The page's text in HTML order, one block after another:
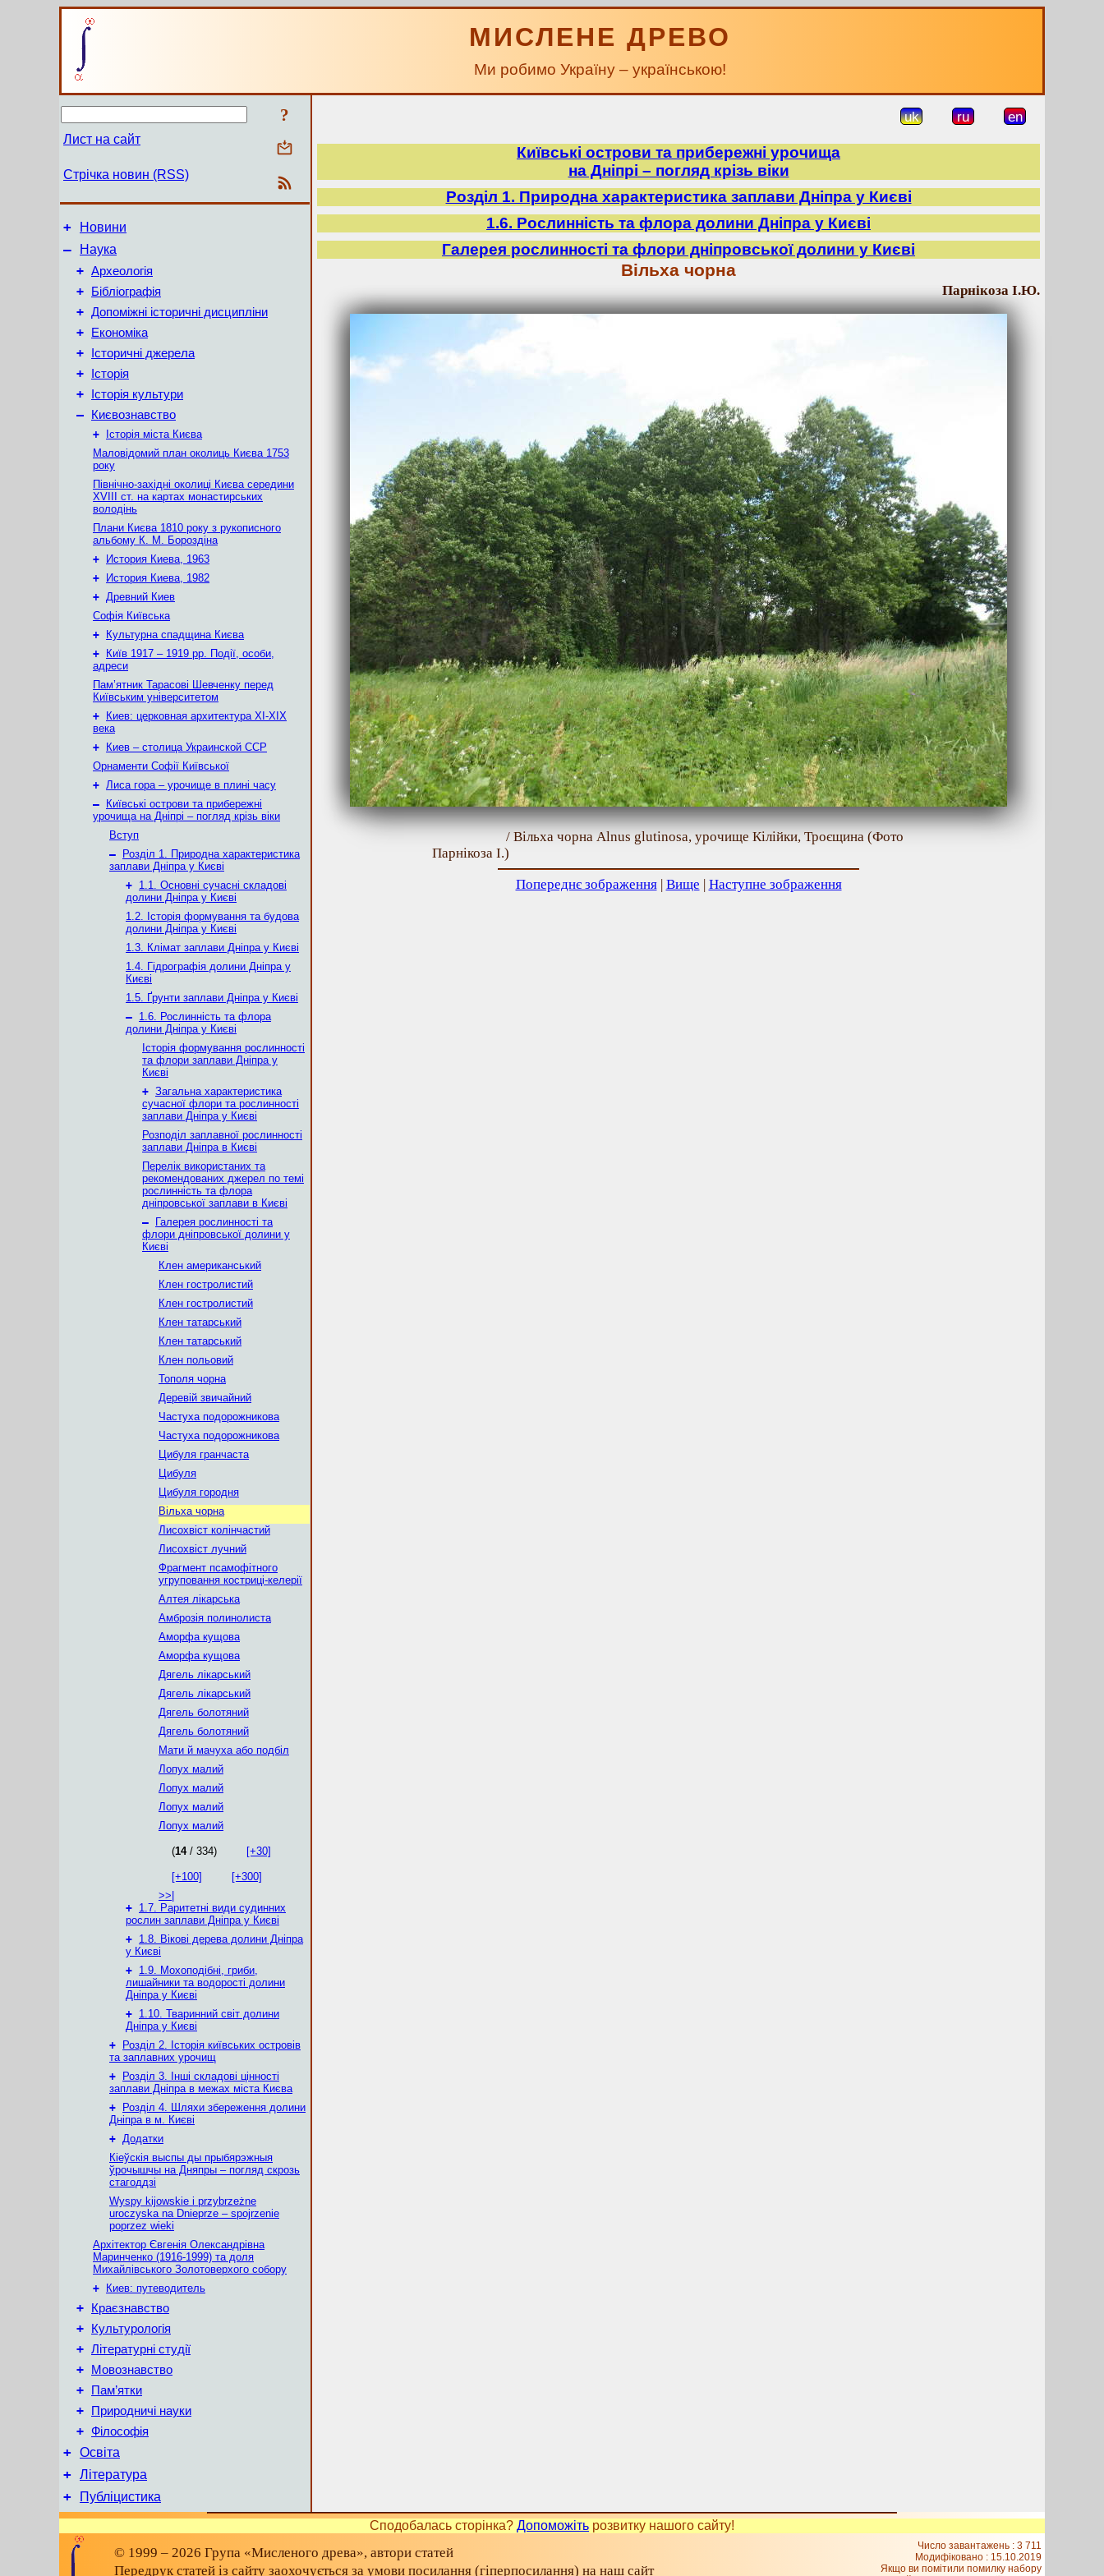
МИСЛЕНЕ ДРЕВО
Ми робимо Україну – українською!
?
Лист на сайт
Стрічка новин (RSS)
+ Новини
–
Наука
+ Археологія
+ Бібліографія
+ Допоміжні історичні дисципліни
+ Економіка
+ Історичні джерела
+ Історія
+ Історія культури
– Києвознавство
+
Історія міста Києва
Маловідомий план околиць Києва 1753
року
Північно-західні околиці Києва середини
XVIII ст. на картах монастирських
володінь
Плани Києва 1810 року з рукописного
альбому К. М. Бороздіна
+
История Киева, 1963
+
История Киева, 1982
+ Древний Киев
Софія Київська
+
Культурна спадщина Києва
+
Київ 1917 – 1919 рр. Події, особи,
адреси
Пам’ятник Тарасові Шевченку перед
Київським університетом
+
Киев: церковная архитектура XI-XIX
века
+
Киев – столица Украинской ССР
Орнаменти Софії Київської
+ Лиса гора – урочище в плині часу
–
Київські острови та прибережні
урочища на Дніпрі – погляд крізь віки
Вступ
–
Розділ 1. Природна характеристика
заплави Дніпра у Києві
+ 1.1. Основні сучасні складові
долини Дніпра у Києві
1.2. Історія формування та будова
долини Дніпра у Києві
1.3. Клімат заплави Дніпра у Києві
1.4. Гідрографія долини Дніпра у
Києві
1.5. Ґрунти заплави Дніпра у Києві
– 1.6. Рослинність та флора
долини Дніпра у Києві
Історія формування рослинності
та флори заплави Дніпра у
Києві
+ Загальна характеристика
сучасної флори та рослинності
заплави Дніпра у Києві
Розподіл заплавної рослинності
заплави Дніпра в Києві
Перелік використаних та
рекомендованих джерел по темі
рослинність та флора
дніпровської заплави в Києві
–
Галерея рослинності та
флори дніпровської долини у
Києві
Клен американський
Клен гостролистий
Клен гостролистий
Клен татарський
Клен татарський
Клен польовий
Тополя чорна
Деревій звичайний
Частуха подорожникова
Частуха подорожникова
Цибуля гранчаста
Цибуля
Цибуля городня
Вільха чорна
Лисохвіст колінчастий
Лисохвіст лучний
Фрагмент псамофітного
угруповання костриці-келерії
Алтея лікарська
Амброзія полинолиста
Аморфа кущова
Аморфа кущова
Дягель лікарський
Дягель лікарський
Дягель болотяний
Дягель болотяний
Мати й мачуха або подбіл
Лопух малий
Лопух малий
Лопух малий
Лопух малий
(14/ 334) [+30]
[+100]
[+300]
>>|
+ 1.7. Раритетні види судинних
рослин заплави Дніпра у Києві
+ 1.8. Вікові дерева долини Дніпра
у Києві
+ 1.9. Мохоподібні, гриби,
лишайники та водорості долини
Дніпра у Києві
+ 1.10. Тваринний світ долини
Дніпра у Києві
+
Розділ 2. Історія київських островів
та заплавних урочищ
+
Розділ 3. Інші складові цінності
заплави Дніпра в межах міста Києва
+
Розділ 4. Шляхи збереження долини
Дніпра в м. Києві
+ Додатки
Кіеўскія выспы ды прыбярэжныя
ўрочышчы на Дняпры – погляд скрозь
стагоддзі
Wyspy kijowskie i przybrzeżne
uroczyska na Dnieprze – spojrzenie
poprzez wieki
Архітектор Євгенія Олександрівна
Маринченко (1916-1999) та доля
Михайлівського Золотоверхого собору
+
Киев: путеводитель
+ Краєзнавство
+ Культурологія
+ Літературні студії
+ Мовознавство
+ Пам’ятки
+ Природничі науки
+ Філософія
+ Освіта
+ Література
+ Публіцистика
uk ru en
Київські острови та прибережні урочища
на Дніпрі – погляд крізь віки
Розділ 1. Природна характеристика заплави Дніпра у Києві
1.6. Рослинність та флора долини Дніпра у Києві
Галерея рослинності та флори дніпровської долини у Києві
Вільха чорна
Парнікоза І.Ю.
/ Вільха чорна Alnus glutinosa, урочище Кілійки, Троєщина (Фото
Парнікоза І.)
Попереднє зображення| Вище | Наступне зображення
Сподобалась сторінка? Допоможіть розвитку нашого сайту!
© 1999 – 2026 Група «Мисленого древа», автори статей
Передрук статей із сайту заохочується за умови посилання (гіперпосилання) на наш сайт
Число завантажень : 3 711
Модифіковано : 15.10.2019
Якщо ви помітили помилку набору